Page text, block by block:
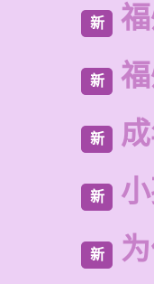
新
新
新
新
新